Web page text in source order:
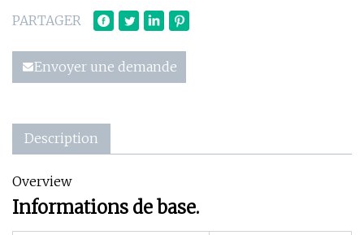
PARTAGER
Envoyer une demande
Description
Overview
Informations de base.